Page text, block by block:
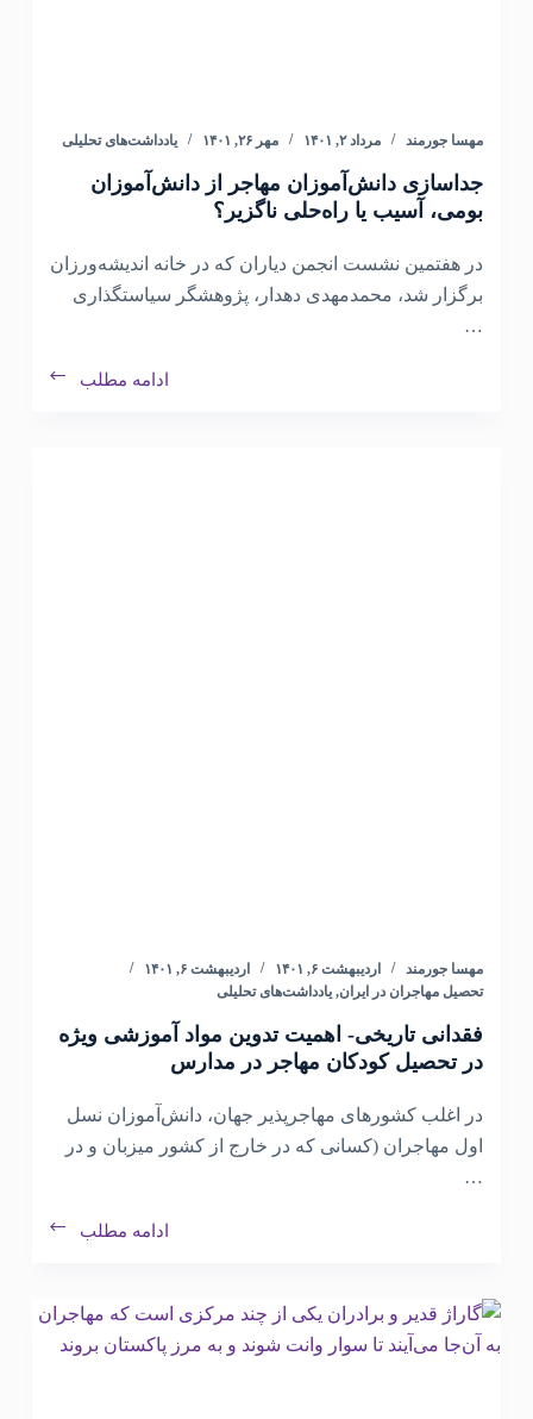
مهسا جورمند مرداد ۲, ۱۴۰۱ مهر ۲۶, ۱۴۰۱ یادداشت‌های تحلیلی
جداسازی دانش‌آموزان مهاجر از دانش‌آموزان
بومی، آسیب یا راه‌حلی ناگزیر؟
در هفتمین نشست انجمن دیاران که در خانه اندیشه‌ورزان
برگزار شد، محمدمهدی دهدار، پژوهشگر سیاستگذاری
…
ادامه مطلب
مهسا جورمند اردیبهشت ۶, ۱۴۰۱
اردیبهشت ۶, ۱۴۰۱
تحصیل مهاجران در ایران, یادداشت‌های تحلیلی
فقدانی تاریخی- اهمیت تدوین مواد آموزشی ویژه
در تحصیل کودکان مهاجر در مدارس
در اغلب کشورهای مهاجرپذیر جهان، دانش‌آموزان نسل
اول مهاجران (کسانی که در خارج از کشور میزبان و در
…
ادامه مطلب